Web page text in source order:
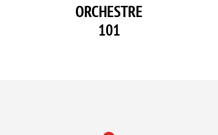
ORCHESTRE
101